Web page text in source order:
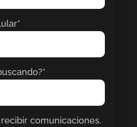
comunicaciones.